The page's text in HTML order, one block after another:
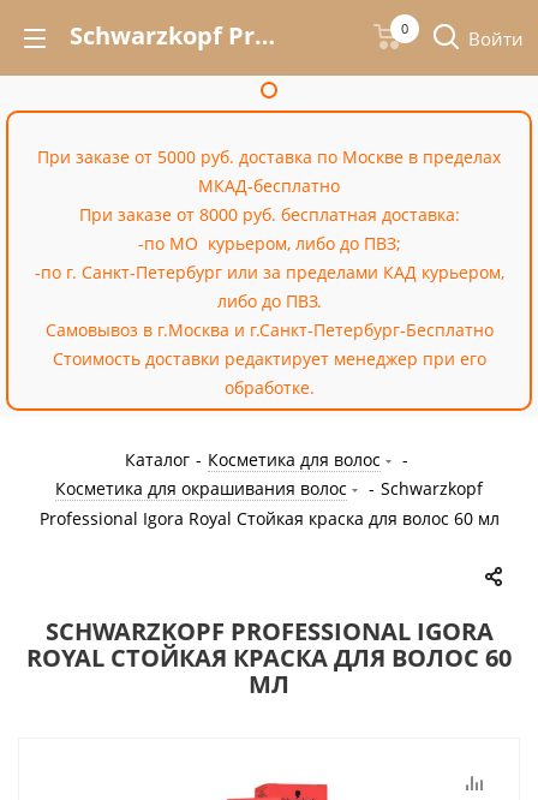
Schwarzkopf Professional Igora Royal Стойкая краска для волос 60 мл – купить недорого в Москве в интернет-магазине «Cossale» 0 Войти
При заказе от 5000 руб. доставка по Москве в пределах
МКАД-бесплатно
При заказе от 8000 руб. бесплатная доставка:
-по МО курьером, либо до ПВЗ;
-по г. Санкт-Петербург или за пределами КАД курьером,
либо до ПВЗ.
Самовывоз в г.Москва и г.Санкт-Петербург-Бесплатно
Стоимость доставки редактирует менеджер при его
обработке.
Каталог - Косметика для волос
-
Косметика для окрашивания волос
- Schwarzkopf
Professional Igora Royal Стойкая краска для волос 60 мл
SCHWARZKOPF PROFESSIONAL IGORA
ROYAL СТОЙКАЯ КРАСКА ДЛЯ ВОЛОС 60
МЛ